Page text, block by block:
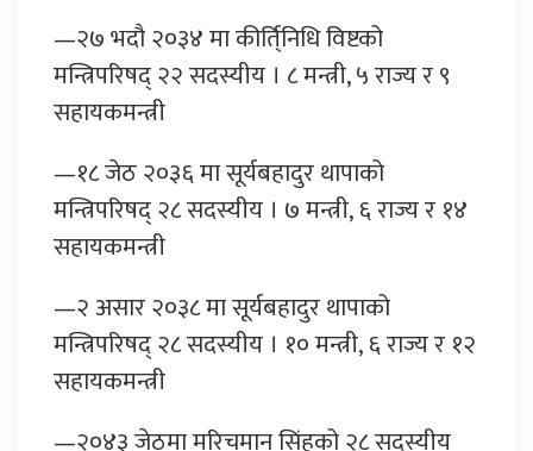
—२७ भदौ २०३४ मा कीर्ति्निधि विष्टको
मन्त्रिपरिषद् २२ सदस्यीय । ८ मन्त्री, ५ राज्य र ९
सहायकमन्त्री
—१८ जेठ २०३६ मा सूर्यबहादुर थापाको
मन्त्रिपरिषद् २८ सदस्यीय । ७ मन्त्री, ६ राज्य र १४
सहायकमन्त्री
—२ असार २०३८ मा सूर्यबहादुर थापाको
मन्त्रिपरिषद् २८ सदस्यीय । १० मन्त्री, ६ राज्य र १२
सहायकमन्त्री
—२०४३ जेठमा मरिचमान सिंहको २८ सदस्यीय